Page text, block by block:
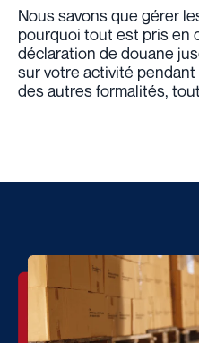
Nous savons que gérer
pourquoi tout est pris en
déclaration de douane
sur votre activité
des autres formalités,